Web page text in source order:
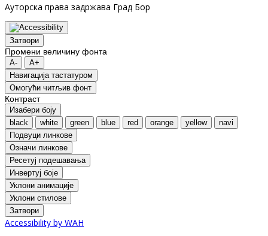
Ауторска права задржава Град Бор
Затвори
Промени величину фонта
A-
A+
Навигација тастатуром
Oмогући читљив фонт
Контраст
Изабери боју
black
white green blue red orange yellow
navi
Подвуци линкове
Означи линкове
Ресетуј подешавања
Инвертуј боје
Уклони анимације
Уклони стилове
Затвори
Accessibility by WAH